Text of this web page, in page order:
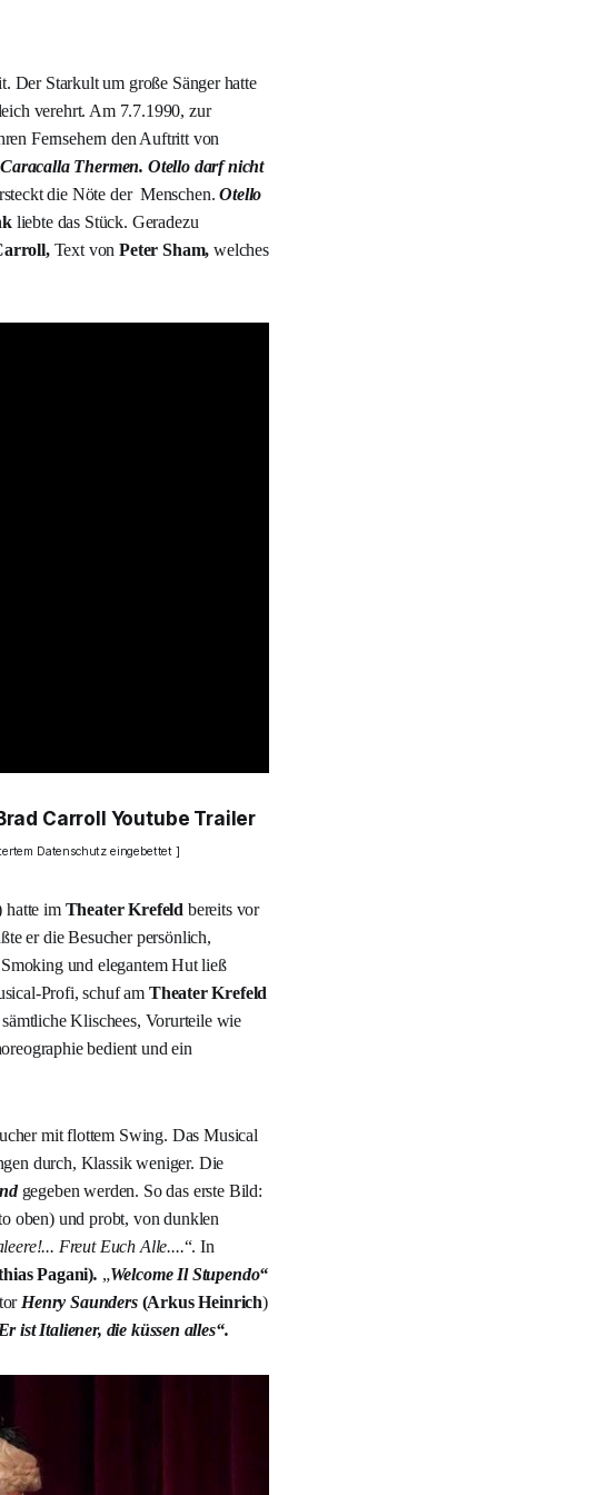
Der Starkult um große Sänger hatte
verehrt. Am 7.7.1990, zur
Fernsehern den Auftritt von
Caracalla Thermen. Otello darf nicht
die Nöte der Menschen.Otello
liebte das Stück. Geradezu
Text vonPeter Sham, welches
Carroll Youtube Trailer
Datenschutz eingebettet ]
hatte im Theater Krefeld bereits vor
er die Besucher persönlich,
und elegantem Hut ließ
Profi, schuf am Theater Krefeld
Klischees, Vorurteile wie
bedient und ein
mit flottem Swing. Das Musical
durch, Klassik weniger. Die
gegeben werden. So das erste Bild:
oben) und probt, von dunklen
Freut Euch Alle....“. In
Pagani). „Welcome Il Stupendo“
Henry Saunders(Arkus Heinrich)
ist Italiener, die küssen alles“.